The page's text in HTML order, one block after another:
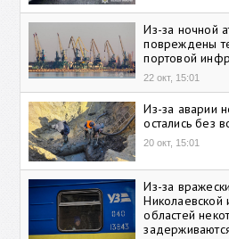
Из-за ночной
повреждены
портовой
22 окт, 15:01
Из-за аварии
остались без
20 окт, 15:01
Из-за
Николаевской
областей